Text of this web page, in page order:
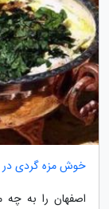
خوش مزه گردی در
اصفهان را به چه